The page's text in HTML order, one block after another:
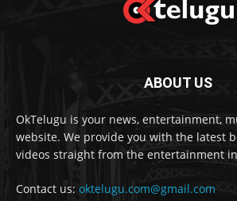
ABOUT US
OkTelugu is your news, entertainment,
website. We provide you with the latest
videos straight from the entertainment
Contact us: oktelugu.com@gmail.com